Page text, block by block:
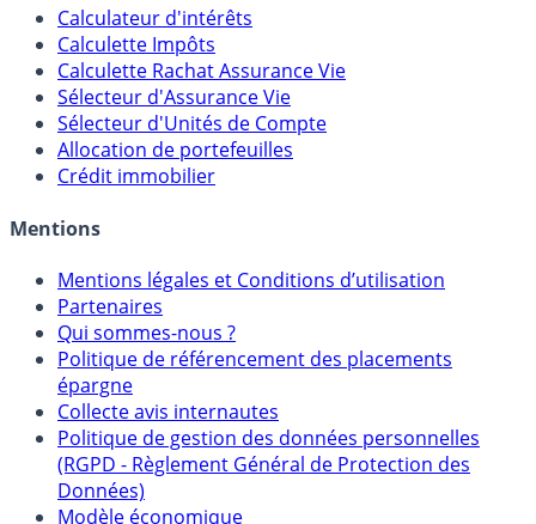
Outils
Calculateur d'intérêts
Calculette Impôts
Calculette Rachat Assurance Vie
Sélecteur d'Assurance Vie
Sélecteur d'Unités de Compte
Crédit immobilier
Mentions
Mentions légales et Conditions d’utilisation
Partenaires
Qui sommes-nous ?
Politique de référencement des placements
épargne
Collecte avis internautes
Politique de gestion des données personnelles
(RGPD - Règlement Général de Protection des